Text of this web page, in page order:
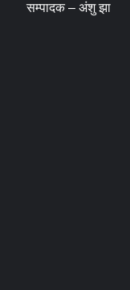
सम्पादक – अंशु झा